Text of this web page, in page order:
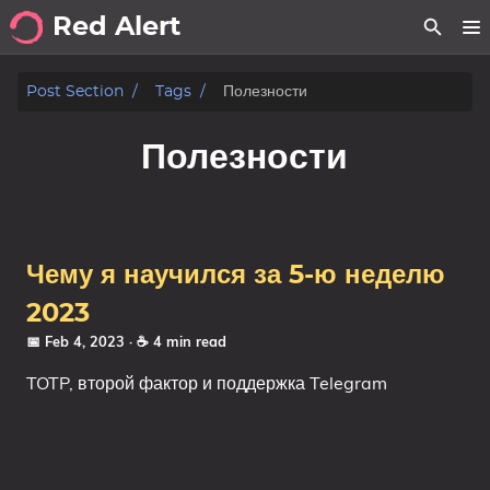
Red Alert
about
Categories
Post Section Tags Полезности
Полезности
Чему я научился за 5-ю неделю
2023
📅 Feb 4, 2023 · ☕ 4 min read
TOTP, второй фактор и поддержка Telegram